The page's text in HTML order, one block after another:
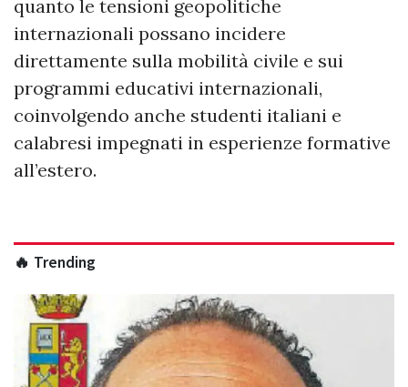
quanto le tensioni geopolitiche
internazionali possano incidere
direttamente sulla mobilità civile e sui
programmi educativi internazionali,
coinvolgendo anche studenti italiani e
calabresi impegnati in esperienze formative
all’estero.
🔥 Trending